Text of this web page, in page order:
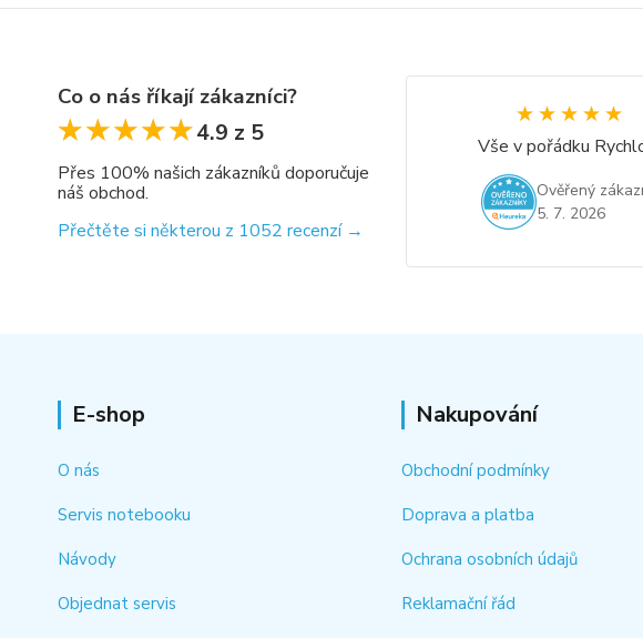
Co o nás říkají zákazníci?
★★★★★
★★★★★4.9 z 5
Přes 100% našich zákazníků doporučuje
náš obchod.
Přečtěte si některou z 1052 recenzí →
★★★★★
★★★★★
Vše v pořádku
Ověřený
5. 7. 2026
E-shop
O nás
Servis notebooku
Návody
Objednat servis
Nakupování
Obchodní podmínky
Doprava a platba
Ochrana osobních údajů
Reklamační řád